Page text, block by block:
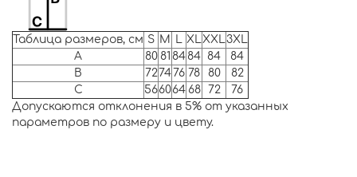
Таблица размеров, см S M L XLXXL3XL
A
80 81 84 84 84
84
B
7274 76 78 80
82
C
566064 68 72
76
Допускаются отклонения в 5% от указанных
параметров по размеру и цвету.